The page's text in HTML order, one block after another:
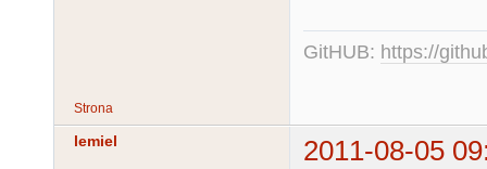
GitHUB: https://
Strona
lemiel 2011-08-05